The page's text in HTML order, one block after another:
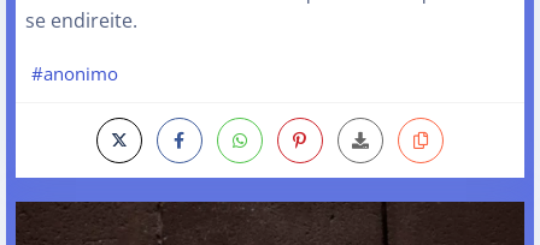
se endireite.
#anonimo